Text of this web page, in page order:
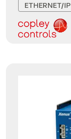
ETHERNET/IP